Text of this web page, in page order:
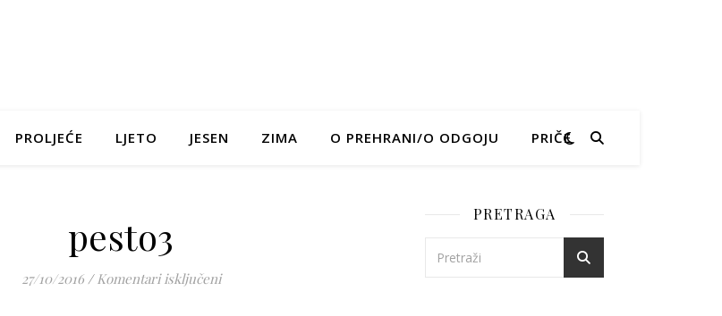
PROLJEĆE LJETO JESEN ZIMA O PREHRANI/O ODGOJU PRIČE
pesto3
27/10/2016 / Komentari isključeniza pesto3
PRETRAGA